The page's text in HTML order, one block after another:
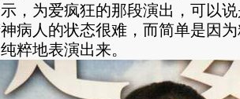
，为爱疯狂的那段演出，可以
病人的状态很难，而简单是因
粹地表演出来。